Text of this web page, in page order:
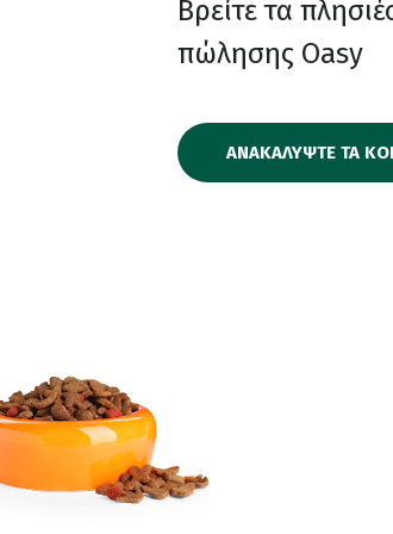
Βρείτε τα
πώλησης Oasy
ΑΝΑΚΑΛΥΨΤΕ ΤΑ